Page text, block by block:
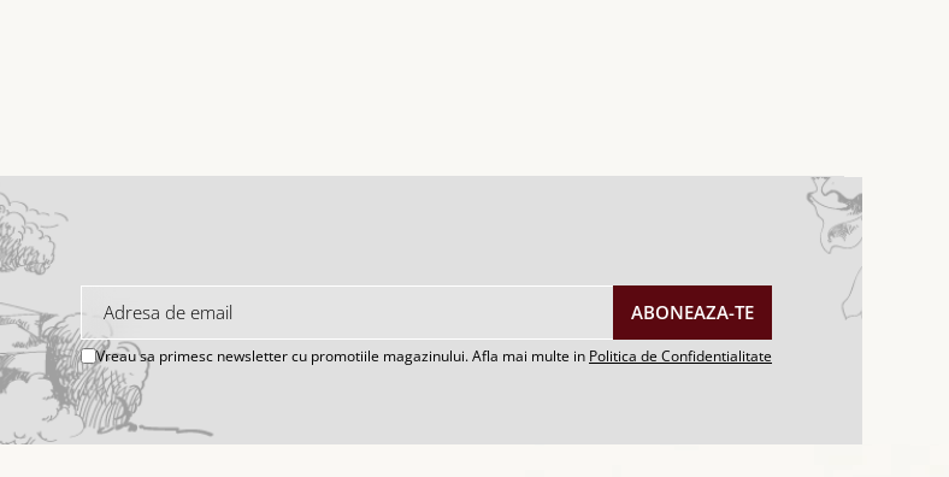
Vreau sa primesc newsletter cu promotiile magazinului. Afla mai multe in Politica de Confidentialitate